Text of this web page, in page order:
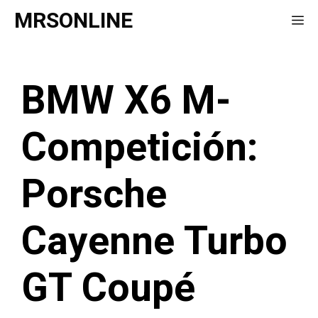
Saltar
MRSONLINE
BMW X6 M-
Competición:
Porsche
Cayenne Turbo
GT Coupé